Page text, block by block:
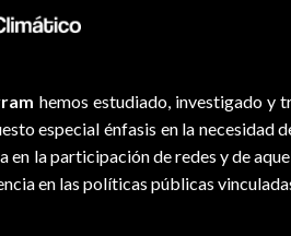
hemos estudiado, investigado y
especial énfasis en la necesidad
en la participación de redes y de
en las políticas públicas